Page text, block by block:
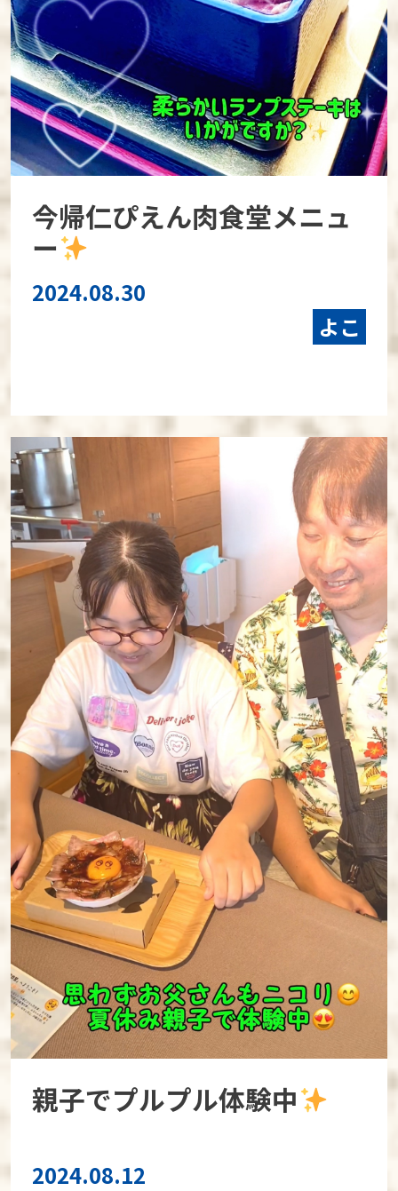
今帰仁ぴえん肉食堂メニュ
ー
2024.08.30
よこ
親子でプルプル体験中
2024.08.12